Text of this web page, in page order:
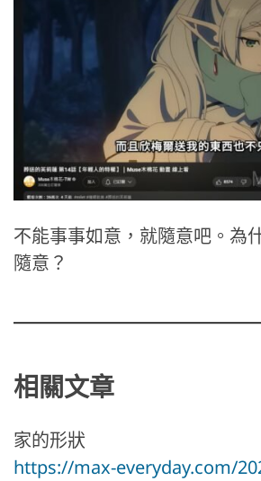
不能事事如意，就隨意吧。為
隨意？
相關文章
家的形狀
https://max-everyday.com/